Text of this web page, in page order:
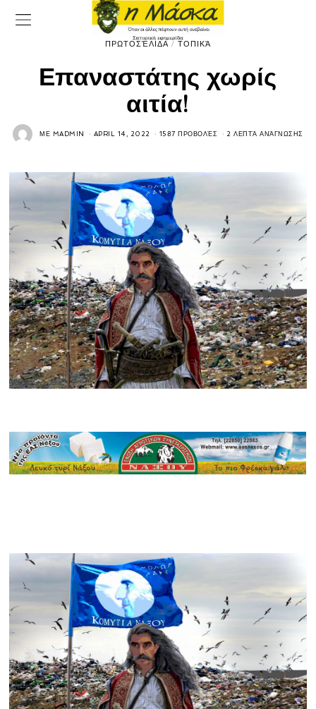
ΠΡΩΤΟΣΈΛΙΔΑ / ΤΟΠΙΚΆ
Επαναστάτης χωρίς
αιτία!
ΜΕ MADMIN APRIL 14, 2022 1587 ΠΡΟΒΟΛΈΣ 2 ΛΕΠΤΆ ΑΝΆΓΝΩΣΗΣ